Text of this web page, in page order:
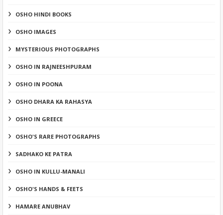
OSHO HINDI BOOKS
OSHO IMAGES
MYSTERIOUS PHOTOGRAPHS
OSHO IN RAJNEESHPURAM
OSHO IN POONA
OSHO DHARA KA RAHASYA
OSHO IN GREECE
OSHO'S RARE PHOTOGRAPHS
SADHAKO KE PATRA
OSHO IN KULLU-MANALI
OSHO'S HANDS & FEETS
HAMARE ANUBHAV